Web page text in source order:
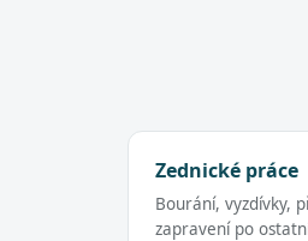
Zednické práce
Bourání, vyzdívky,
zapravení po